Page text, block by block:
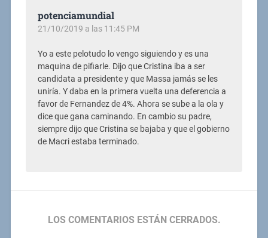
potenciamundial
21/10/2019 a las 11:45 PM
Yo a este pelotudo lo vengo siguiendo y es una
maquina de pifiarle. Dijo que Cristina iba a ser
candidata a presidente y que Massa jamás se les
uniría. Y daba en la primera vuelta una deferencia a
favor de Fernandez de 4%. Ahora se sube a la ola y
dice que gana caminando. En cambio su padre,
siempre dijo que Cristina se bajaba y que el gobierno
de Macri estaba terminado.
LOS COMENTARIOS ESTÁN CERRADOS.